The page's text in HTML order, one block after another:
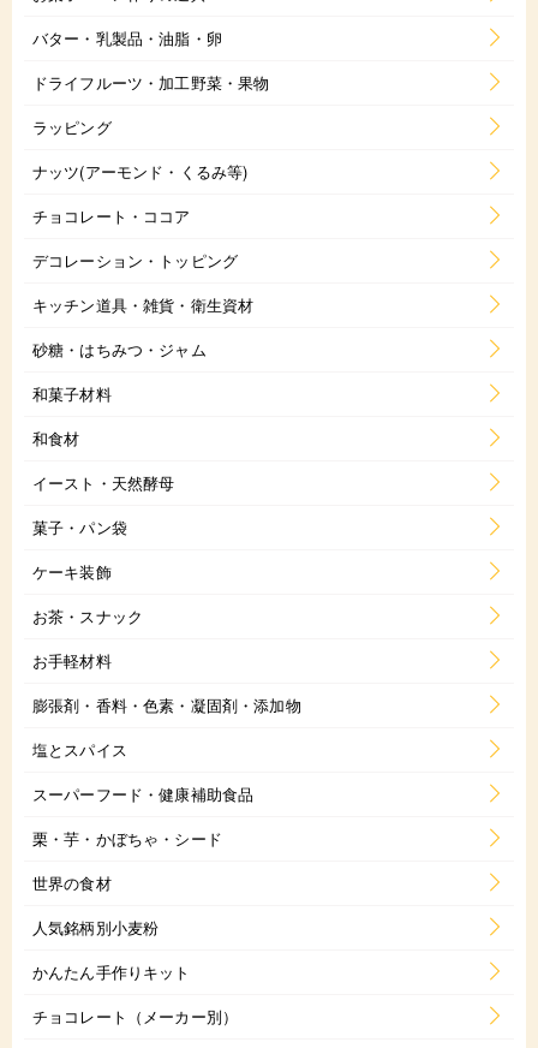
バター・乳製品・油脂・卵
ドライフルーツ・加工野菜・果物
ラッピング
ナッツ(アーモンド・くるみ等)
チョコレート・ココア
デコレーション・トッピング
キッチン道具・雑貨・衛生資材
砂糖・はちみつ・ジャム
和菓子材料
和食材
イースト・天然酵母
菓子・パン袋
ケーキ装飾
お茶・スナック
お手軽材料
膨張剤・香料・色素・凝固剤・添加物
塩とスパイス
スーパーフード・健康補助食品
栗・芋・かぼちゃ・シード
世界の食材
人気銘柄別小麦粉
かんたん手作りキット
チョコレート（メーカー別）